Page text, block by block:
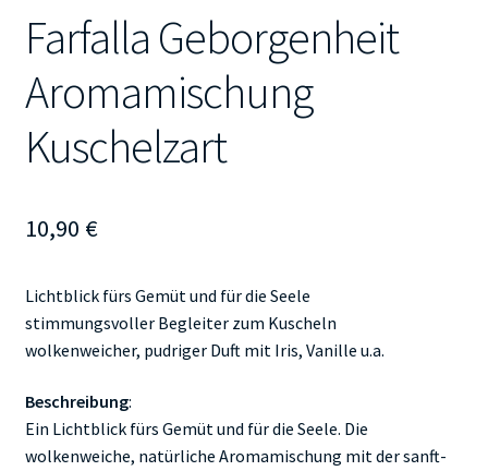
Farfalla Geborgenheit
Aromamischung
Kuschelzart
10,90 €
Lichtblick fürs Gemüt und für die Seele
stimmungsvoller Begleiter zum Kuscheln
wolkenweicher, pudriger Duft mit Iris, Vanille u.a.
Beschreibung:
Ein Lichtblick fürs Gemüt und für die Seele. Die
wolkenweiche, natürliche Aromamischung mit der sanft-